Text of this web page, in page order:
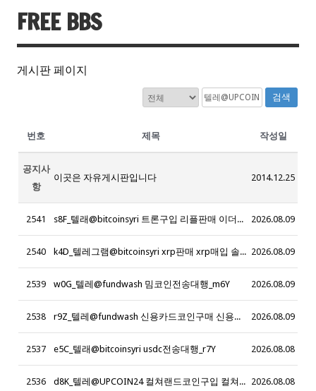
FREE BBS
게시판 페이지
검색
번호 제목 작성일
공지사
항
이곳은 자유게시판입니다 2014.12.25
2541 s8F_텔래@bitcoinsyri 트론구입 리플판매 이더리움 판매_z9K 2026.08.09
2540 k4D_텔레그램@bitcoinsyri xrp판매 xrp매입 솔라나매입 솔라나판매 솔라나현금화 sol현금화 리플현금화 리플코인판매 파이코인판매_g6R 2026.08.09
2539 w0G_텔레@fundwash 밈코인전송대행_m6Y 2026.08.09
2538 r9Z_텔레@fundwash 신용카드코인구매 신용카드코인대행_d3N 2026.08.09
2537 e5C_텔래@bitcoinsyri usdc전송대행_r7Y 2026.08.08
2536 d8K_텔레@UPCOIN24 컬쳐랜드코인구입 컬쳐랜드매입_a5B 2026.08.08